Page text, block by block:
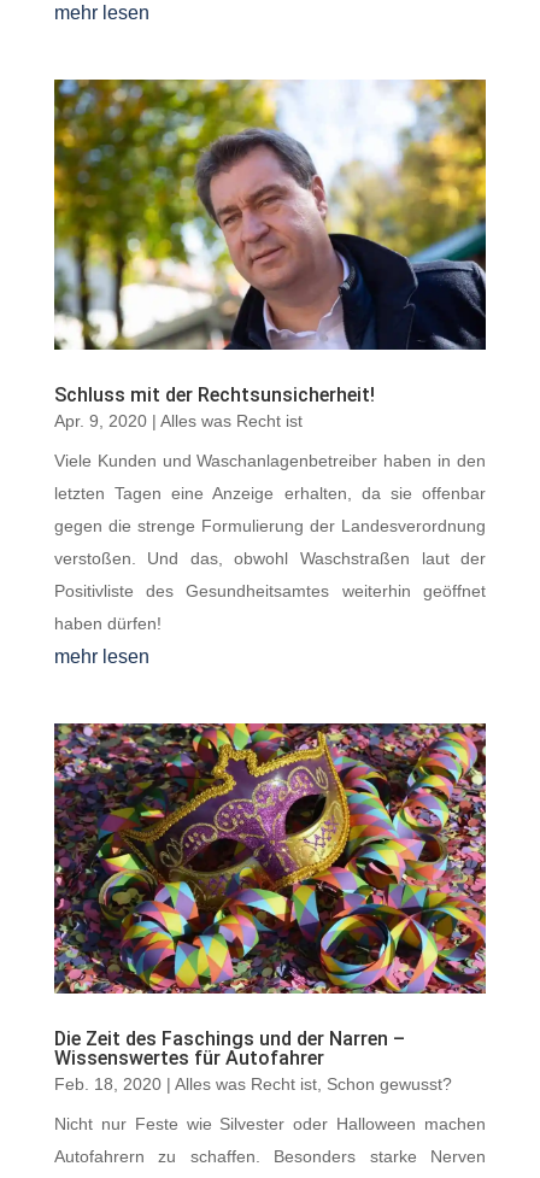
mehr lesen
Schluss mit der Rechtsunsicherheit!
Apr. 9, 2020| Alles was Recht ist
Viele Kunden und Waschanlagenbetreiber haben in den
letzten Tagen eine Anzeige erhalten, da sie offenbar
gegen die strenge Formulierung der Landesverordnung
verstoßen. Und das, obwohl Waschstraßen laut der
Positivliste des Gesundheitsamtes weiterhin geöffnet
haben dürfen!
mehr lesen
Die Zeit des Faschings und der Narren –
Wissenswertes für Autofahrer
Feb. 18, 2020| Alles was Recht ist, Schon gewusst?
Nicht nur Feste wie Silvester oder Halloween machen
Autofahrern zu schaffen. Besonders starke Nerven